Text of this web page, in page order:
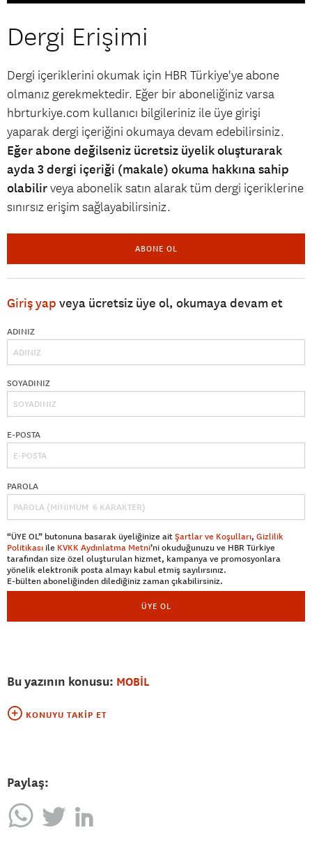
Dergi Erişimi
Dergi içeriklerini okumak için HBR Türkiye'ye abone
olmanız gerekmektedir. Eğer bir aboneliğiniz varsa
hbrturkiye.com kullanıcı bilgileriniz ile üye girişi
yaparak dergi içeriğini okumaya devam edebilirsiniz.
Eğer abone değilseniz ücretsiz üyelik oluşturarak
ayda 3 dergi içeriği (makale) okuma hakkına sahip
olabilirveya abonelik satın alarak tüm dergi içeriklerine
sınırsız erişim sağlayabilirsiniz.
ABONE OL
Giriş yap veya ücretsiz üye ol, okumaya devam et
ADINIZ
SOYADINIZ
E-POSTA
PAROLA
“ÜYE OL” butonuna basarak üyeliğinize aitŞartlar ve Koşulları, Gizlilik
Politikası ile KVKK Aydınlatma Metni’ni okuduğunuzu ve HBR Türkiye
tarafından size özel oluşturulan hizmet, kampanya ve promosyonlara
yönelik elektronik posta almayı kabul etmiş sayılırsınız.
E-bülten aboneliğinden dilediğiniz zaman çıkabilirsiniz.
ÜYE OL
Bu yazının konusu: MOBİL
KONUYU TAKIP ET
Paylaş: